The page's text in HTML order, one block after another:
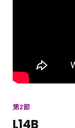
第2節
L14B